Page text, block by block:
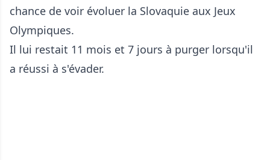
chance de voir évoluer la Slovaquie aux Jeux
Olympiques.
Il lui restait 11 mois et 7 jours à purger lorsqu'il
a réussi à s'évader.